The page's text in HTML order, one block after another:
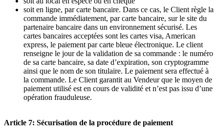
soit en ligne, par carte bancaire. Dans ce cas, le Client règle la
commande immédiatement, par carte bancaire, sur le site du
partenaire bancaire dans un environnement sécurisé. Les
cartes bancaires acceptées sont les cartes visa, American
express, le paiement par carte bleue électronique. Le client
renseigne le jour de la validation de sa commande : le numéro
de sa carte bancaire, sa date d’expiration, son cryptogramme
ainsi que le nom de son titulaire. Le paiement sera effectué à
la commande. Le Client garantit au Vendeur que le moyen de
paiement utilisé est en cours de validité et n’est pas issu d’une
opération frauduleuse.
Article 7: Sécurisation de la procédure de paiement